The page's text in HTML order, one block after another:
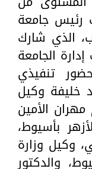
رئيس جامعة
الذي شارك
الجامعة
تنفيذي
خليفة وكيل
الأمين
بأسيوط،
وكيل وزارة
والدكتور